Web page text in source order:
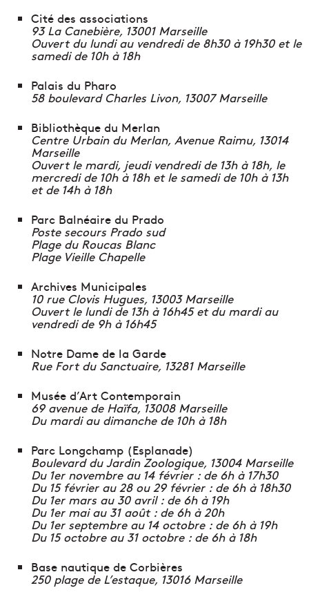
Cité des associations
93 La Canebière, 13001 Marseille
Ouvert du lundi au vendredi de 8h30 à 19h30 et le
samedi de 10h à 18h
Palais du Pharo
58 boulevard Charles Livon, 13007 Marseille
Bibliothèque du Merlan
Centre Urbain du Merlan, Avenue Raimu, 13014
Marseille
Ouvert le mardi, jeudi vendredi de 13h à 18h, le
mercredi de 10h à 18h et le samedi de 10h à 13h
et de 14h à 18h
Parc Balnéaire du Prado
Poste secours Prado sud
Plage du Roucas Blanc
Plage Vieille Chapelle
Archives Municipales
10 rue Clovis Hugues, 13003 Marseille
Ouvert le lundi de 13h à 16h45 et du mardi au
vendredi de 9h à 16h45
Notre Dame de la Garde
Rue Fort du Sanctuaire, 13281 Marseille
Musée d’Art Contemporain
69 avenue de Haïfa, 13008 Marseille
Du mardi au dimanche de 10h à 18h
Parc Longchamp (Esplanade)
Boulevard du Jardin Zoologique, 13004 Marseille
Du 1er novembre au 14 février : de 6h à 17h30
Du 15 février au 28 ou 29 février : de 6h à 18h30
Du 1er mars au 30 avril : de 6h à 19h
Du 1er mai au 31 août : de 6h à 20h
Du 1er septembre au 14 octobre : de 6h à 19h
Du 15 octobre au 31 octobre : de 6h à 18h
Base nautique de Corbières
250 plage de L’estaque, 13016 Marseille